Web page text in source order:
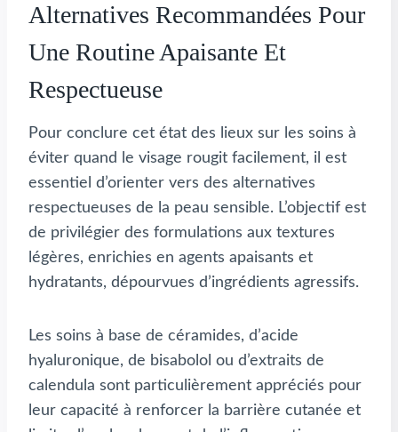
Alternatives Recommandées Pour
Une Routine Apaisante Et
Respectueuse
Pour conclure cet état des lieux sur les soins à
éviter quand le visage rougit facilement, il est
essentiel d’orienter vers des alternatives
respectueuses de la peau sensible. L’objectif est
de privilégier des formulations aux textures
légères, enrichies en agents apaisants et
hydratants, dépourvues d’ingrédients agressifs.
Les soins à base de céramides, d’acide
hyaluronique, de bisabolol ou d’extraits de
calendula sont particulièrement appréciés pour
leur capacité à renforcer la barrière cutanée et